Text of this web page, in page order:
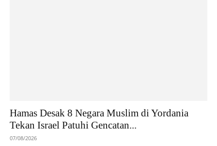
Hamas Desak 8 Negara Muslim di Yordania
Tekan Israel Patuhi Gencatan...
07/08/2026